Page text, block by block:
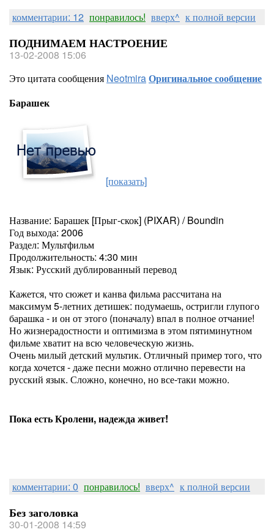
комментарии: 12 понравилось! вверх^ к полной версии
ПОДНИМАЕМ НАСТРОЕНИЕ
13-02-2008 15:06
Это цитата сообщения NeotmiraОригинальное сообщение
Барашек
[показать]
Название: Барашек [Прыг-скок] (PIXAR) / Boundin
Год выхода: 2006
Раздел: Мультфильм
Продолжительность: 4:30 мин
Язык: Русский дублированный перевод
Кажется, что сюжет и канва фильма рассчитана на
максимум 5-летних детишек: подумаешь, остригли глупого
барашка - и он от этого (поначалу) впал в полное отчание!
Но жизнерадостности и оптимизма в этом пятиминутном
фильме хватит на всю человеческую жизнь.
Очень милый детский мультик. Отличный пример того, что
когда хочется - даже песни можно отлично перевести на
русский язык. Сложно, конечно, но все-таки можно.
Пока есть Кролени, надежда живет!
комментарии: 0 понравилось! вверх^ к полной версии
Без заголовка
30-01-2008 14:59